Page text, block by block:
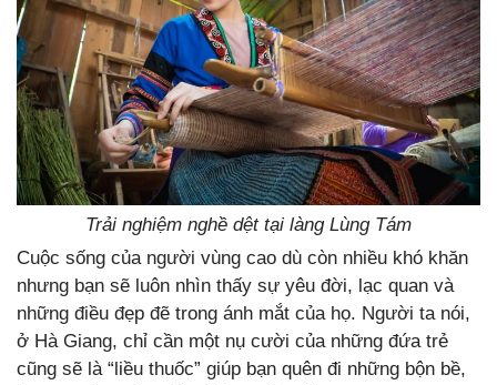
Trải nghiệm nghề dệt tại làng Lùng Tám
Cuộc sống của người vùng cao dù còn nhiều khó khăn
nhưng bạn sẽ luôn nhìn thấy sự yêu đời, lạc quan và
những điều đẹp đẽ trong ánh mắt của họ. Người ta nói,
ở Hà Giang, chỉ cần một nụ cười của những đứa trẻ
cũng sẽ là “liều thuốc” giúp bạn quên đi những bộn bề,